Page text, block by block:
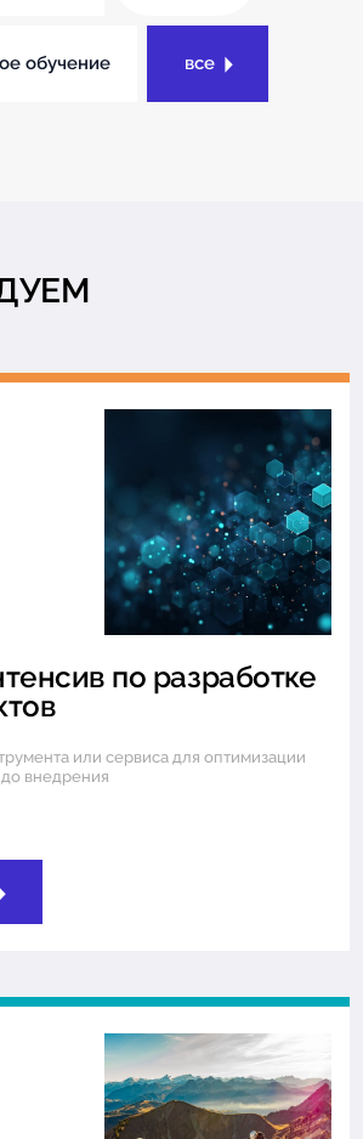
обучение все
по разработке
или сервиса для оптимизации
внедрения